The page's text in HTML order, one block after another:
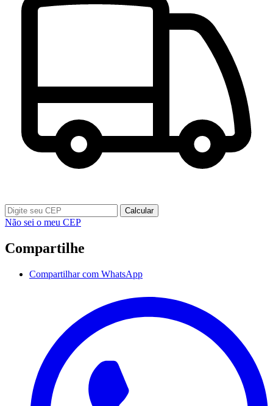
Calcular
Não sei o meu CEP
Compartilhe
Compartilhar com WhatsApp